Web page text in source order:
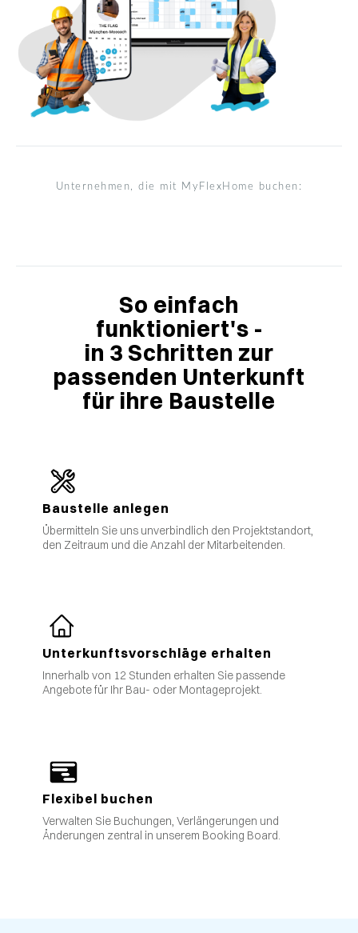
Unternehmen, die mit MyFlexHome buchen:
So einfach
funktioniert's -
in 3 Schritten zur
passenden Unterkunft
für ihre Baustelle
Baustelle anlegen
Übermitteln Sie uns unverbindlich den Projektstandort,
den Zeitraum und die Anzahl der Mitarbeitenden.
Unterkunftsvorschläge erhalten
Innerhalb von 12 Stunden erhalten Sie passende
Angebote für Ihr Bau- oder Montageprojekt.
Flexibel buchen
Verwalten Sie Buchungen, Verlängerungen und
Änderungen zentral in unserem Booking Board.